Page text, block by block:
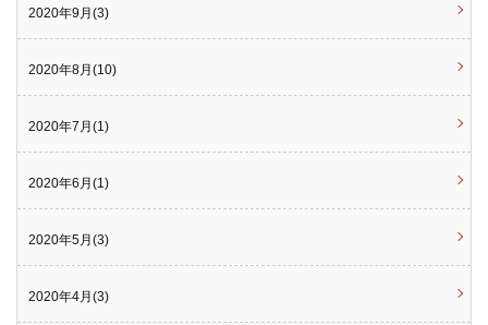
2020年9月(3)
2020年8月(10)
2020年7月(1)
2020年6月(1)
2020年5月(3)
2020年4月(3)